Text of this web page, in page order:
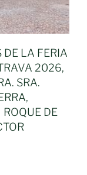
DE LA FERIA
2026,
SRA.
DE